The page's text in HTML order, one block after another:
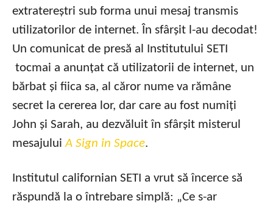
extratereștri sub forma unui mesaj transmis
utilizatorilor de internet. În sfârșit l-au decodat!
Un comunicat de presă al Institutului SETI
tocmai a anunțat că utilizatorii de internet, un
bărbat și fiica sa, al căror nume va rămâne
secret la cererea lor, dar care au fost numiți
John și Sarah, au dezvăluit în sfârșit misterul
mesajuluiA Sign in Space.
Institutul californian SETI a vrut să încerce să
răspundă la o întrebare simplă: „Ce s-ar